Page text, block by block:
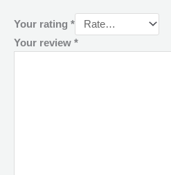
Your rating *
Your review *